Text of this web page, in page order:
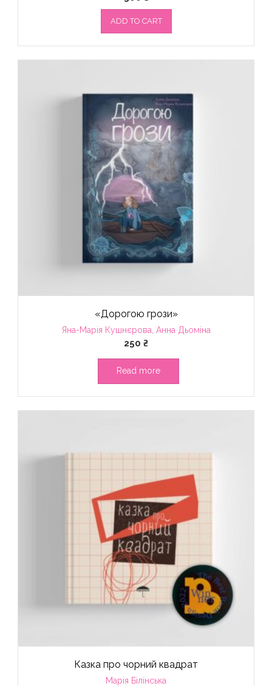
ADD TO CART
«Дорогою грози»
Яна-Марія Кушнєрова, Анна Дьоміна
250 ₴
Read more
Казка про чорний квадрат
Марія Білінська